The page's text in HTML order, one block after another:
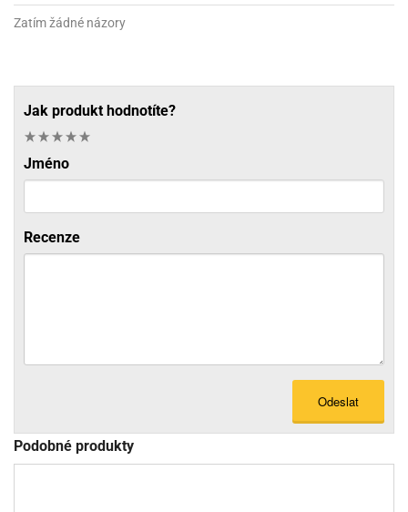
Zatím žádné názory
Jak produkt hodnotíte?
Jméno
Recenze
Odeslat
Podobné produkty